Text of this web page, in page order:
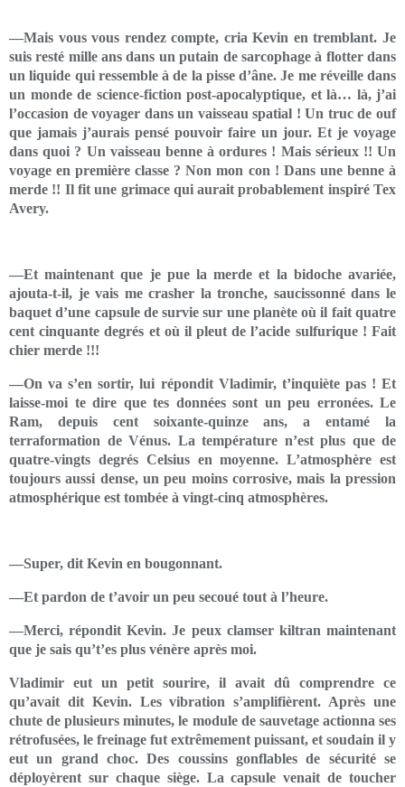
—Mais vous vous rendez compte, cria Kevin en tremblant. Je
suis resté mille ans dans un putain de sarcophage à flotter dans
un liquide qui ressemble à de la pisse d’âne. Je me réveille dans
un monde de science-fiction post-apocalyptique, et là… là, j’ai
l’occasion de voyager dans un vaisseau spatial ! Un truc de ouf
que jamais j’aurais pensé pouvoir faire un jour. Et je voyage
dans quoi ? Un vaisseau benne à ordures ! Mais sérieux !! Un
voyage en première classe ? Non mon con ! Dans une benne à
merde !! Il fit une grimace qui aurait probablement inspiré Tex
Avery.
—Et maintenant que je pue la merde et la bidoche avariée,
ajouta-t-il, je vais me crasher la tronche, saucissonné dans le
baquet d’une capsule de survie sur une planète où il fait quatre
cent cinquante degrés et où il pleut de l’acide sulfurique ! Fait
chier merde !!!
—On va s’en sortir, lui répondit Vladimir, t’inquiète pas ! Et
laisse-moi te dire que tes données sont un peu erronées. Le
Ram, depuis cent soixante-quinze ans, a entamé la
terraformation de Vénus. La température n’est plus que de
quatre-vingts degrés Celsius en moyenne. L’atmosphère est
toujours aussi dense, un peu moins corrosive, mais la pression
atmosphérique est tombée à vingt-cinq atmosphères.
—Super, dit Kevin en bougonnant.
—Et pardon de t’avoir un peu secoué tout à l’heure.
—Merci, répondit Kevin. Je peux clamser kiltran maintenant
que je sais qu’t’es plus vénère après moi.
Vladimir eut un petit sourire, il avait dû comprendre ce
qu’avait dit Kevin. Les vibration s’amplifièrent. Après une
chute de plusieurs minutes, le module de sauvetage actionna ses
rétrofusées, le freinage fut extrêmement puissant, et soudain il y
eut un grand choc. Des coussins gonflables de sécurité se
déployèrent sur chaque siège. La capsule venait de toucher